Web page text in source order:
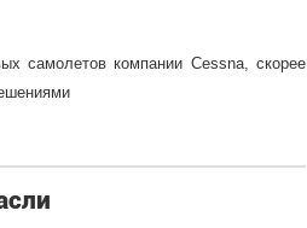
самолетов компании Cessna, скорее